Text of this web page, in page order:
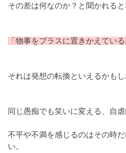
その差は何なのか？と聞かれると
「物事をプラスに置きかえている
それは発想の転換といえるかもし
同じ愚痴でも笑いに変える、自虐
不平や不満を感じるのはその時
い。